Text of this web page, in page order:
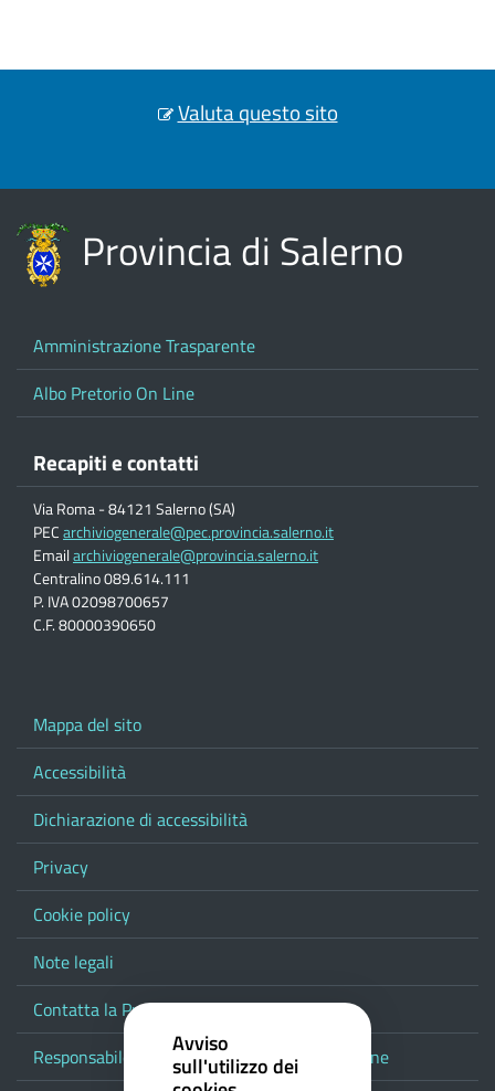
Valuta questo sito
Provincia di Salerno
Amministrazione Trasparente
Albo Pretorio On Line
Recapiti e contatti
Via Roma - 84121 Salerno (SA)
PECarchiviogenerale@pec.provincia.salerno.it
Emailarchiviogenerale@provincia.salerno.it
Centralino 089.614.111
P. IVA 02098700657
C.F. 80000390650
Mappa del sito
Accessibilità
Dichiarazione di accessibilità
Privacy
Cookie policy
Note legali
Contatta la Provincia
Responsabile del procedimento di pubblicazione
Avviso
sull'utilizzo dei